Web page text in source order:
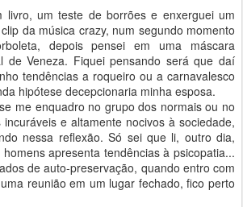
livro, um teste de borrões e enxerguei um
da música crazy, num segundo momento
depois pensei em uma máscara
de Veneza. Fiquei pensando será que daí
tendências a roqueiro ou a carnavalesco
hipótese decepcionaria minha esposa.
me enquadro no grupo dos normais ou no
e altamente nocivos à sociedade,
nessa reflexão. Só sei que li, outro dia,
apresenta tendências à psicopatia...
de auto-preservação, quando entro com
reunião em um lugar fechado, fico perto